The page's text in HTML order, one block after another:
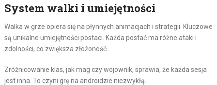
System walki i umiejętności
Walka w grze opiera się na płynnych animacjach i strategii. Kluczowe
są unikalne umiejętności postaci. Każda postać ma różne ataki i
zdolności, co zwiększa złożoność.
Zróżnicowanie klas, jak mag czy wojownik, sprawia, że każda sesja
jest inna. To czyni grę na androidzie niezwykłą.